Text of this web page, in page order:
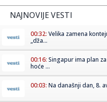
NAJNOVIJE VESTI
00:32: Velika zamena
„dža...
00:16: Singapur ima plan
hoće ...
00:03: Na današnji dan, 8.